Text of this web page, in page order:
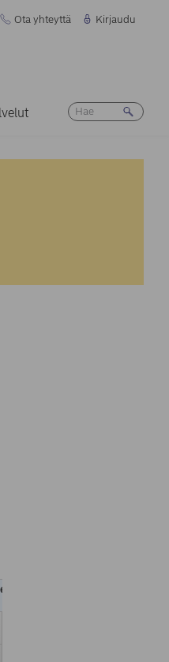
Ota yhteyttä Kirjaudu
* **